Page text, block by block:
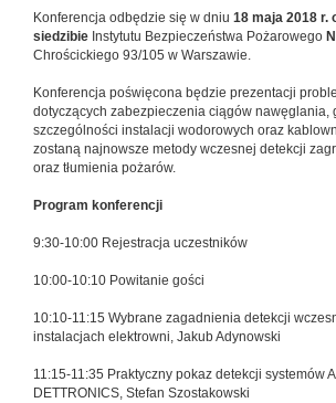
Konferencja odbędzie się w dniu 18 maja 2018 r.
siedzibie Instytutu Bezpieczeństwa Pożarowego
Chrościckiego 93/105 w Warszawie.
Konferencja poświęcona będzie prezentacji
dotyczących zabezpieczenia ciągów nawęglania,
szczególności instalacji wodorowych oraz
zostaną najnowsze metody wczesnej detekcji
oraz tłumienia pożarów.
Program konferencji
9:30-10:00 Rejestracja uczestników
10:00-10:10 Powitanie gości
10:10-11:15 Wybrane zagadnienia detekcji
instalacjach elektrowni, Jakub Adynowski
11:15-11:35 Praktyczny pokaz detekcji systemów
DETTRONICS, Stefan Szostakowski